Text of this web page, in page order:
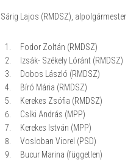
Sárig Lajos (RMDSZ), alpolgármester
Fodor Zoltán (RMDSZ)
Izsák- Székely Lóránt (RMDSZ)
Dobos László (RMDSZ)
Bíró Mária (RMDSZ)
Kerekes Zsófia (RMDSZ)
Csíki András (MPP)
Kerekes István (MPP)
Vosloban Viorel (PSD)
Bucur Marina (független)